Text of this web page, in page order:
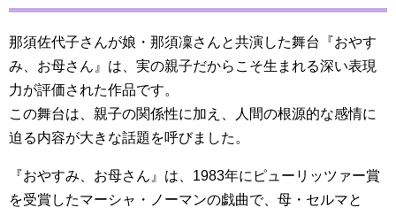
那須佐代子さんが娘・那須凜さんと共演した舞台『おやす
み、お母さん』は、実の親子だからこそ生まれる深い表現
力が評価された作品です。
この舞台は、親子の関係性に加え、人間の根源的な感情に
迫る内容が大きな話題を呼びました。
『おやすみ、お母さん』は、1983年にピューリッツァー賞
を受賞したマーシャ・ノーマンの戯曲で、母・セルマと